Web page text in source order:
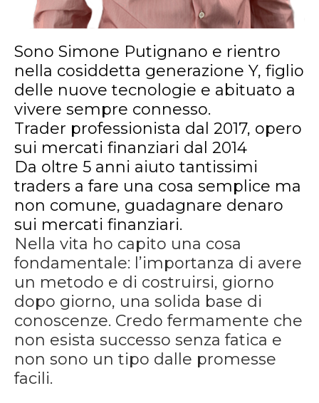
Sono Simone Putignano e rientro
nella cosiddetta generazione Y, figlio
delle nuove tecnologie e abituato a
vivere sempre connesso.
Trader professionista dal 2017, opero
sui mercati finanziari dal 2014
Da oltre 5 anni aiuto tantissimi
traders a fare una cosa semplice ma
non comune, guadagnare denaro
sui mercati finanziari.
Nella vita ho capito una cosa
fondamentale: l’importanza di avere
un metodo e di costruirsi, giorno
dopo giorno, una solida base di
conoscenze. Credo fermamente che
non esista successo senza fatica e
non sono un tipo dalle promesse
facili.